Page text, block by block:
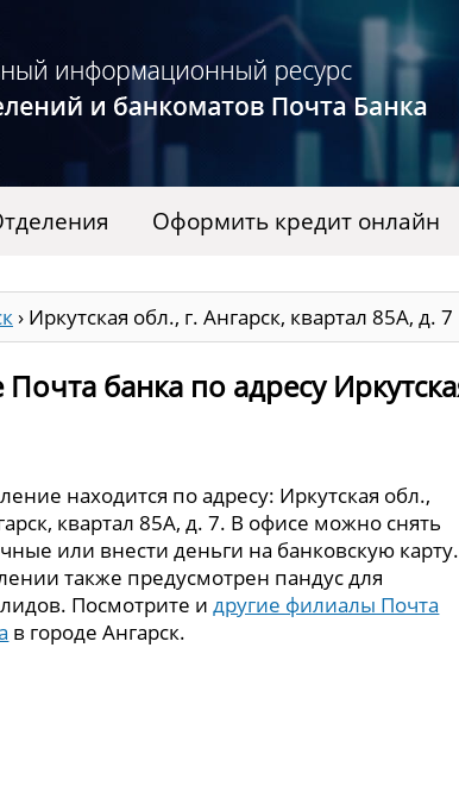
Оформить кредит онлайн
› Иркутская обл., г. Ангарск, квартал 85А, д. 7
банка по адресу
находится по адресу: Иркутская обл.,
квартал 85А, д. 7. В офисе можно снять
или внести деньги на банковскую
также предусмотрен пандус для
Посмотрите идругие филиалы Почта
в городе Ангарск.